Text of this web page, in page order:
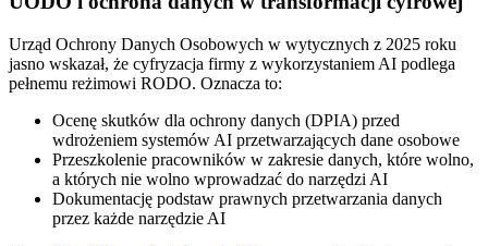
Urząd Ochrony Danych Osobowych w wytycznych z 2025 roku
jasno wskazał, że cyfryzacja firmy z wykorzystaniem AI podlega
pełnemu reżimowi RODO. Oznacza to:
Ocenę skutków dla ochrony danych (DPIA) przed
wdrożeniem systemów AI przetwarzających dane osobowe
Przeszkolenie pracowników w zakresie danych, które wolno,
a których nie wolno wprowadzać do narzędzi AI
Dokumentację podstaw prawnych przetwarzania danych
przez każde narzędzie AI